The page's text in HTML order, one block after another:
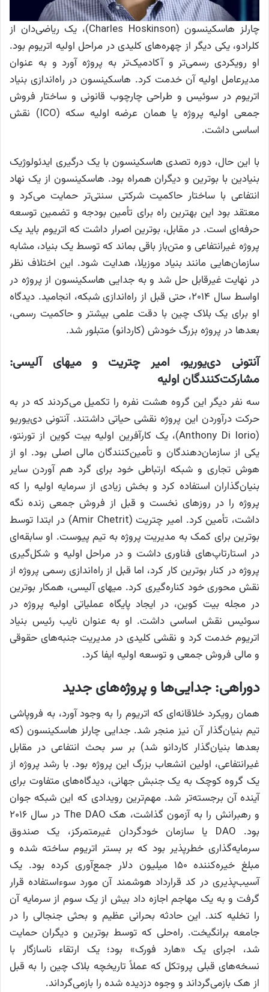
چارلز هاسکینسون (Charles Hoskinson)، یک ریاضی‌دان از
کلرادو، یکی دیگر از چهره‌های کلیدی در مراحل اولیه اتریوم بود.
او رویکردی رسمی‌تر و آکادمیک‌تر به پروژه آورد و به عنوان
مدیرعامل اولیه آن خدمت کرد. هاسکینسون در راه‌اندازی بنیاد
اتریوم در سوئیس و طراحی چارچوب قانونی و ساختار فروش
جمعی اولیه پروژه یا همان عرضه اولیه سکه (ICO) نقش
اساسی داشت.
با این حال، دوره تصدی هاسکینسون با یک درگیری ایدئولوژیک
بنیادین با بوترین و دیگران همراه بود. هاسکینسون از یک نهاد
انتفاعی با ساختار حاکمیت شرکتی سنتی‌تر حمایت می‌کرد و
معتقد بود این بهترین راه برای تأمین بودجه و تضمین توسعه
حرفه‌ای است. در مقابل، بوترین اصرار داشت که اتریوم باید یک
پروژه غیرانتفاعی و متن‌باز باقی بماند که توسط یک بنیاد، مشابه
سازمان‌هایی مانند بنیاد موزیلا، هدایت شود. این اختلاف نظر
در نهایت غیرقابل حل شد و به جدایی هاسکینسون از پروژه در
اواسط سال ۲۰۱۴، حتی قبل از راه‌اندازی شبکه، انجامید. دیدگاه
او برای یک بلاک چین با دقت علمی بیشتر و حاکمیت رسمی،
بعدها در پروژه بزرگ خودش (کاردانو) متبلور شد.
آنتونی دی‌یوریو، امیر چتریت و میهای آلیسی:
مشارکت‌کنندگان اولیه
سه نفر دیگر این گروه هشت نفره را تکمیل می‌کردند که در به
حرکت درآوردن این پروژه نقشی حیاتی داشتند. آنتونی دی‌یوریو
(Anthony Di Iorio)، یک کارآفرین اولیه بیت کوین از تورنتو،
یکی از سازمان‌دهندگان و تأمین‌کنندگان مالی اصلی بود. او از
هوش تجاری و شبکه ارتباطی خود برای گرد هم آوردن سایر
بنیان‌گذاران استفاده کرد و بخش زیادی از سرمایه اولیه را که
پروژه را در روزهای نخست و قبل از فروش جمعی زنده نگه
داشت، تأمین کرد. امیر چتریت (Amir Chetrit) در ابتدا توسط
بوترین برای کمک به مدیریت پروژه به تیم پیوست. او سابقه‌ای
در استارتاپ‌های فناوری داشت و در مراحل اولیه و شکل‌گیری
پروژه در کنار بوترین کار کرد، اما قبل از راه‌اندازی رسمی پروژه از
نقش محوری خود کناره‌گیری کرد. میهای آلیسی، همکار بوترین
در مجله بیت کوین، در ایجاد پایگاه عملیاتی اولیه پروژه در
سوئیس نقش اساسی داشت. او به عنوان نایب رئیس بنیاد
اتریوم خدمت کرد و نقشی کلیدی در مدیریت جنبه‌های حقوقی
و مالی فروش جمعی و توسعه اولیه ایفا کرد.
دوراهی: جدایی‌ها و پروژه‌های جدید
همان رویکرد خلاقانه‌ای که اتریوم را به وجود آورد، به فروپاشی
تیم بنیان‌گذار آن نیز منجر شد. جدایی چارلز هاسکینسون (که
بعدها بنیان‌گذار کاردانو شد) بر سر بحث انتفاعی در مقابل
غیرانتفاعی، اولین انشعاب بزرگ این پروژه بود. با رشد پروژه از
یک گروه کوچک به یک جنبش جهانی، دیدگاه‌های متفاوت برای
آینده آن برجسته‌تر شد. مهم‌ترین رویدادی که این شبکه جوان
و رهبرانش را به آزمون گذاشت، هک The DAO در سال ۲۰۱۶
بود. DAO یا سازمان خودگردان غیرمتمرکز، یک صندوق
سرمایه‌گذاری خطرپذیر بود که بر بستر اتریوم ساخته شده و
مبلغ خیره‌کننده ۱۵۰ میلیون دلار جمع‌آوری کرده بود. یک
آسیب‌پذیری در کد قرارداد هوشمند آن مورد سوءاستفاده قرار
گرفت و به یک مهاجم اجازه داد بیش از یک سوم از سرمایه آن
را تخلیه کند. این حادثه بحرانی عظیم و بحثی جنجالی را در
جامعه برانگیخت. راه‌حلی که توسط بوترین و دیگران حمایت
شد، اجرای یک «هارد فورک» بود؛ یک ارتقاء ناسازگار با
نسخه‌های قبلی پروتکل که عملاً تاریخچه بلاک چین را به قبل
از هک بازمی‌گرداند و وجوه دزدیده شده را بازمی‌گرداند.